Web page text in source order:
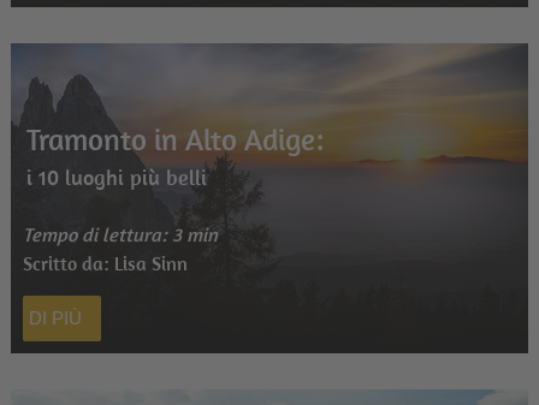
Tramonto in Alto Adige:
i 10 luoghi più belli
Tempo di lettura: 3 min
Scritto da: Lisa Sinn
DI PIÙ